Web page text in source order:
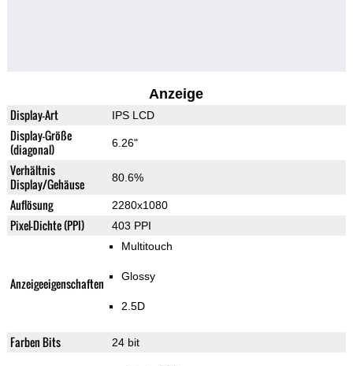
Anzeige
Display-Art IPS LCD
Display-Größe
(diagonal)
6.26"
Verhältnis
Display/Gehäuse
80.6%
Auflösung 2280x1080
Pixel-Dichte (PPI) 403 PPI
Anzeigeeigenschaften
Multitouch
Glossy
2.5D
Farben Bits 24 bit